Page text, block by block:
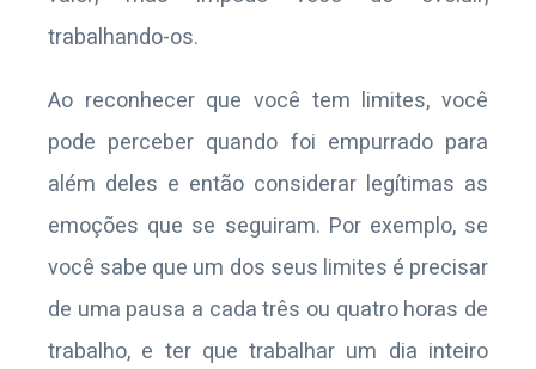
trabalhando-os.
Ao reconhecer que você tem limites, você
pode perceber quando foi empurrado para
além deles e então considerar legítimas as
emoções que se seguiram. Por exemplo, se
você sabe que um dos seus limites é precisar
de uma pausa a cada três ou quatro horas de
trabalho, e ter que trabalhar um dia inteiro